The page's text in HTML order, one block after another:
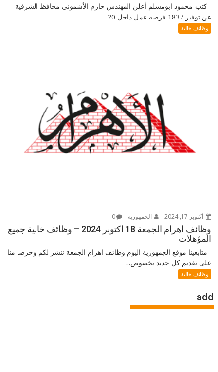
كتب-محمود ابومسلم أعلن المهندس حازم الأشموني محافظ الشرقية
عن توفير 1837 فرصه عمل داخل 20...
وظائف خالية
أكتوبر 17, 2024 الجمهورية 0
وظائف اهرام الجمعة 18 اكتوبر 2024 – وظائف خالية جميع
المؤهلات
متابعينا موقع الجمهورية اليوم وظائف اهرام الجمعة ننشر لكم وحرصا منا
على تقديم كل جديد بخصوص...
وظائف خالية
add